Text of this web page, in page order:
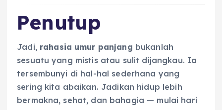
Penutup
Jadi, rahasia umur panjang bukanlah
sesuatu yang mistis atau sulit dijangkau. Ia
tersembunyi di hal-hal sederhana yang
sering kita abaikan. Jadikan hidup lebih
bermakna, sehat, dan bahagia — mulai hari